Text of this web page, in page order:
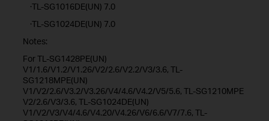
·TL-SG1016DE(UN) 7.0
·TL-SG1024DE(UN) 7.0
Notes:
For TL-SG1428PE(UN)
V1/1.6/V1.2/V1.26/V2/2.6/V2.2/V3/3.6, TL-
SG1218MPE(UN)
V1/V2/2.6/V3.2/V3.26/V4/4.6/V4.2/V5/5.6, TL-SG1210MPE
V2/2.6/V3/3.6, TL-SG1024DE(UN)
V1/V2/V3/V4/4.6/V4.20/V4.26/V6/6.6/V7/7.6, TL-